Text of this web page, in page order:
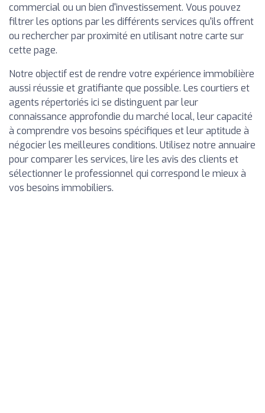
commercial ou un bien d'investissement. Vous pouvez
filtrer les options par les différents services qu'ils offrent
ou rechercher par proximité en utilisant notre carte sur
cette page.
Notre objectif est de rendre votre expérience immobilière
aussi réussie et gratifiante que possible. Les courtiers et
agents répertoriés ici se distinguent par leur
connaissance approfondie du marché local, leur capacité
à comprendre vos besoins spécifiques et leur aptitude à
négocier les meilleures conditions. Utilisez notre annuaire
pour comparer les services, lire les avis des clients et
sélectionner le professionnel qui correspond le mieux à
vos besoins immobiliers.